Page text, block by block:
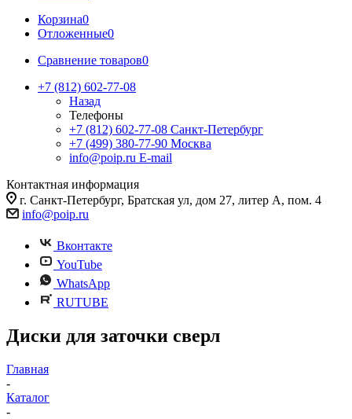
Корзина0
Отложенные0
Сравнение товаров0
+7 (812) 602-77-08
Назад
Телефоны
+7 (812) 602-77-08 Санкт-Петербург
+7 (499) 380-77-90 Москва
info@poip.ru E-mail
Контактная информация
г. Санкт-Петербург, Братская ул, дом 27, литер А, пом. 4
info@poip.ru
Вконтакте
YouTube
WhatsApp
RUTUBE
Диски для заточки сверл
Главная
-
Каталог
-